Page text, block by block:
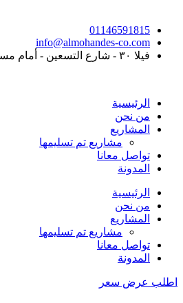
01146591815
info@almohandes-co.com
فيلا ٣٠ - شارع التسعين - أمام مستشفى الجوى
الرئيسية
من نحن
المشاريع
مشاريع تم تسليمها
تواصل معانا
المدونة
الرئيسية
من نحن
المشاريع
مشاريع تم تسليمها
تواصل معانا
المدونة
اطلب عرض سعر